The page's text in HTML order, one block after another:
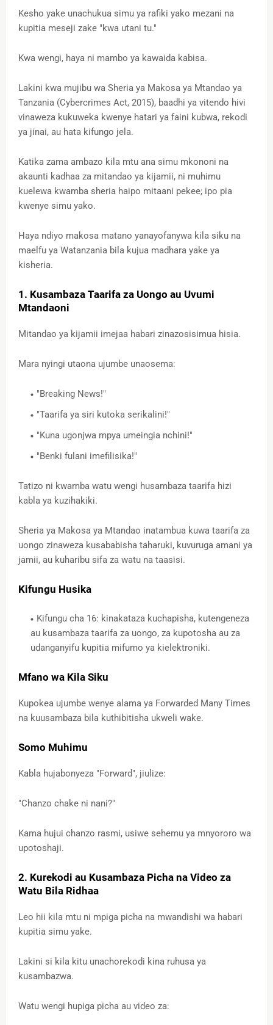
Kesho yake unachukua simu ya rafiki yako mezani na
kupitia meseji zake "kwa utani tu."
Kwa wengi, haya ni mambo ya kawaida kabisa.
Lakini kwa mujibu wa Sheria ya Makosa ya Mtandao ya
Tanzania (Cybercrimes Act, 2015), baadhi ya vitendo hivi
vinaweza kukuweka kwenye hatari ya faini kubwa, rekodi
ya jinai, au hata kifungo jela.
Katika zama ambazo kila mtu ana simu mkononi na
akaunti kadhaa za mitandao ya kijamii, ni muhimu
kuelewa kwamba sheria haipo mitaani pekee; ipo pia
kwenye simu yako.
Haya ndiyo makosa matano yanayofanywa kila siku na
maelfu ya Watanzania bila kujua madhara yake ya
kisheria.
1. Kusambaza Taarifa za Uongo au Uvumi
Mtandaoni
Mitandao ya kijamii imejaa habari zinazosisimua hisia.
Mara nyingi utaona ujumbe unaosema:
"Breaking News!"
"Taarifa ya siri kutoka serikalini!"
"Kuna ugonjwa mpya umeingia nchini!"
"Benki fulani imefilisika!"
Tatizo ni kwamba watu wengi husambaza taarifa hizi
kabla ya kuzihakiki.
Sheria ya Makosa ya Mtandao inatambua kuwa taarifa za
uongo zinaweza kusababisha taharuki, kuvuruga amani ya
jamii, au kuharibu sifa za watu na taasisi.
Kifungu Husika
Kifungu cha 16: kinakataza kuchapisha, kutengeneza
au kusambaza taarifa za uongo, za kupotosha au za
udanganyifu kupitia mifumo ya kielektroniki.
Mfano wa Kila Siku
Kupokea ujumbe wenye alama ya Forwarded Many Times
na kuusambaza bila kuthibitisha ukweli wake.
Somo Muhimu
Kabla hujabonyeza "Forward", jiulize:
"Chanzo chake ni nani?"
Kama hujui chanzo rasmi, usiwe sehemu ya mnyororo wa
upotoshaji.
2. Kurekodi au Kusambaza Picha na Video za
Watu Bila Ridhaa
Leo hii kila mtu ni mpiga picha na mwandishi wa habari
kupitia simu yake.
Lakini si kila kitu unachorekodi kina ruhusa ya
kusambazwa.
Watu wengi hupiga picha au video za: